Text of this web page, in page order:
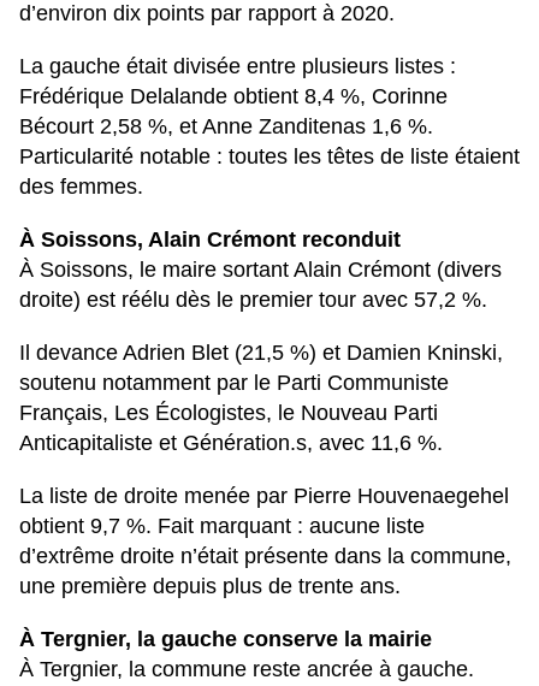
d’environ dix points par rapport à 2020.
La gauche était divisée entre plusieurs listes :
Frédérique Delalande obtient 8,4 %, Corinne
Bécourt 2,58 %, et Anne Zanditenas 1,6 %.
Particularité notable : toutes les têtes de liste étaient
des femmes.
À Soissons, Alain Crémont reconduit
À Soissons, le maire sortant Alain Crémont (divers
droite) est réélu dès le premier tour avec 57,2 %.
Il devance Adrien Blet (21,5 %) et Damien Kninski,
soutenu notamment par le Parti Communiste
Français, Les Écologistes, le Nouveau Parti
Anticapitaliste et Génération.s, avec 11,6 %.
La liste de droite menée par Pierre Houvenaegehel
obtient 9,7 %. Fait marquant : aucune liste
d’extrême droite n’était présente dans la commune,
une première depuis plus de trente ans.
À Tergnier, la gauche conserve la mairie
À Tergnier, la commune reste ancrée à gauche.